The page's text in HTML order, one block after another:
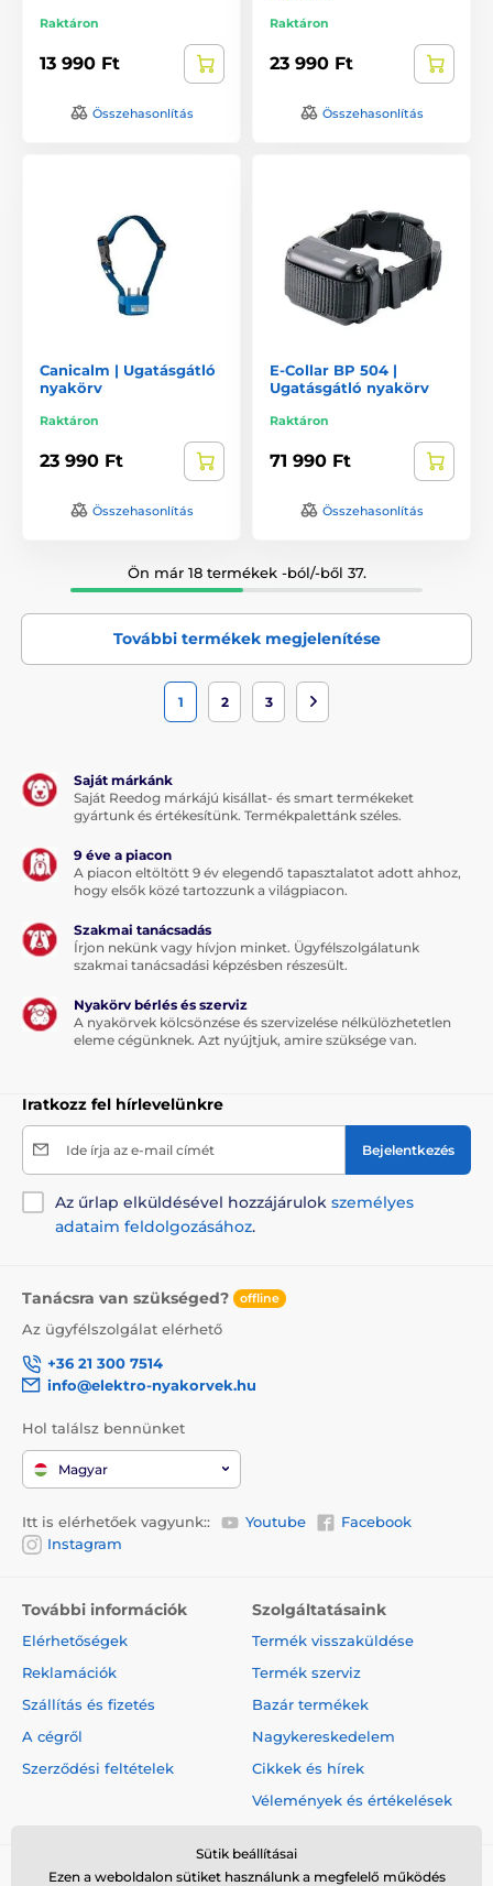
Raktáron
13 990 Ft
Összehasonlítás
Raktáron
23 990 Ft
Összehasonlítás
Canicalm | Ugatásgátló
nyakörv
Raktáron
23 990 Ft
Összehasonlítás
E-Collar BP 504 |
Ugatásgátló nyakörv
Raktáron
71 990 Ft
Összehasonlítás
Ön már 18 termékek -ból/-ből 37.
További termékek megjelenítése
1 2 3
Saját márkánk
Saját Reedog márkájú kisállat- és smart termékeket
gyártunk és értékesítünk. Termékpalettánk széles.
9 éve a piacon
A piacon eltöltött 9 év elegendő tapasztalatot adott ahhoz,
hogy elsők közé tartozzunk a világpiacon.
Szakmai tanácsadás
Írjon nekünk vagy hívjon minket. Ügyfélszolgálatunk
szakmai tanácsadási képzésben részesült.
Nyakörv bérlés és szerviz
A nyakörvek kölcsönzése és szervizelése nélkülözhetetlen
eleme cégünknek. Azt nyújtjuk, amire szüksége van.
Iratkozz fel hírlevelünkre
Ide írja az e-mail címét Bejelentkezés
Az űrlap elküldésével hozzájárulok személyes
adataim feldolgozásához.
Tanácsra van szükséged? offline
Az ügyfélszolgálat elérhető
+36 21 300 7514
info@elektro-nyakorvek.hu
Hol találsz bennünket
Magyar
Itt is elérhetőek vagyunk:: Youtube
Facebook
Instagram
További információk
Elérhetőségek
Reklamációk
Szállítás és fizetés
A cégről
Szerződési feltételek
Szolgáltatásaink
Termék visszaküldése
Termék szerviz
Bazár termékek
Nagykereskedelem
Cikkek és hírek
Vélemények és értékelések
Sütik beállításai
Ezen a weboldalon sütiket használunk a megfelelő működés